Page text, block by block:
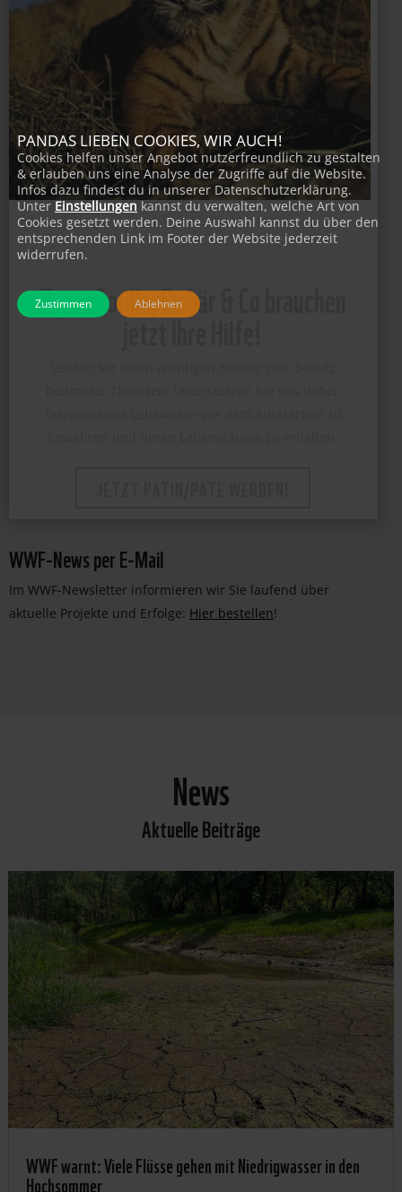
Tiger, Gorilla, Eisbär & Co brauchen
jetzt Ihre Hilfe!
WWF-News per E-Mail
Im WWF-Newsletter informieren wir Sie laufend über
aktuelle Projekte und Erfolge: Hier bestellen!
News
Aktuelle Beiträge
WWF warnt: Viele Flüsse gehen mit Niedrigwasser in den
Hochsommer
PANDAS LIEBEN COOKIES, WIR AUCH!
Cookies helfen unser Angebot nutzerfreundlich zu gestalten
& erlauben uns eine Analyse der Zugriffe auf die Website.
Infos dazu findest du in unserer Datenschutzerklärung.
UnterEinstellungen kannst du verwalten, welche Art von
Cookies gesetzt werden. Deine Auswahl kannst du über den
entsprechenden Link im Footer der Website jederzeit
widerrufen.
Zustimmen Ablehnen